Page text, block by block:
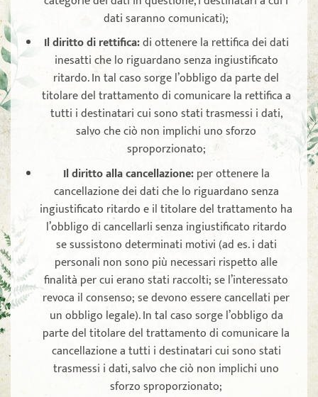
dati saranno comunicati);
Il diritto di rettifica:di ottenere la rettifica dei dati
inesatti che lo riguardano senza ingiustificato
ritardo. In tal caso sorge l’obbligo da parte del
titolare del trattamento di comunicare la rettifica a
tutti i destinatari cui sono stati trasmessi i dati,
salvo che ciò non implichi uno sforzo
sproporzionato;
Il diritto alla cancellazione:per ottenere la
cancellazione dei dati che lo riguardano senza
ingiustificato ritardo e il titolare del trattamento ha
l’obbligo di cancellarli senza ingiustificato ritardo
se sussistono determinati motivi (ad es. i dati
personali non sono più necessari rispetto alle
finalità per cui erano stati raccolti; se l’interessato
revoca il consenso; se devono essere cancellati per
un obbligo legale). In tal caso sorge l’obbligo da
parte del titolare del trattamento di comunicare la
cancellazione a tutti i destinatari cui sono stati
trasmessi i dati, salvo che ciò non implichi uno
sforzo sproporzionato;